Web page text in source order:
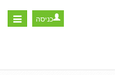
Toggle
כניסה